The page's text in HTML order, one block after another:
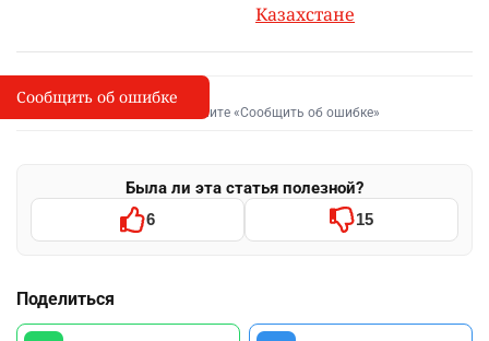
Казахстане
I
Сообщить об опечатке
Выделите фрагмент и нажмите «Сообщить об ошибке»
Была ли эта статья полезной?
6 15
Поделиться
Сообщить об ошибке